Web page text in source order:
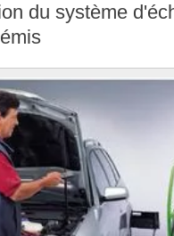
du système